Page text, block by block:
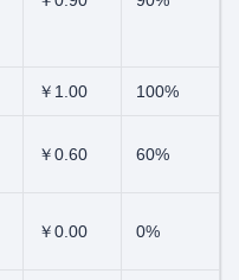
￥1.00 100%
￥0.60 60%
￥0.00 0%